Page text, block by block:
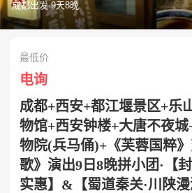
成都出发·9天8晚
最低价
电询
成都+西安+都江堰景区+乐
物馆+西安钟楼+大唐不夜
物院(兵马俑)+《芙蓉国粹
歌》演出9日8晚拼小团·【
实惠】&【蜀道秦关·川陕